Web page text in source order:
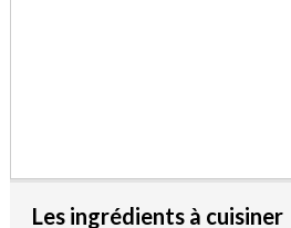
Les ingrédients à cuisiner